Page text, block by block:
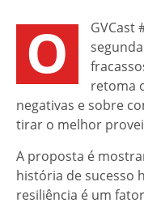
O
GVCast
retoma
negativas e sobre
tirar o melhor
A proposta é
história de sucesso
resiliência é um